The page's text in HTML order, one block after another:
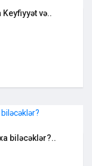
və..
biləcəklər?..